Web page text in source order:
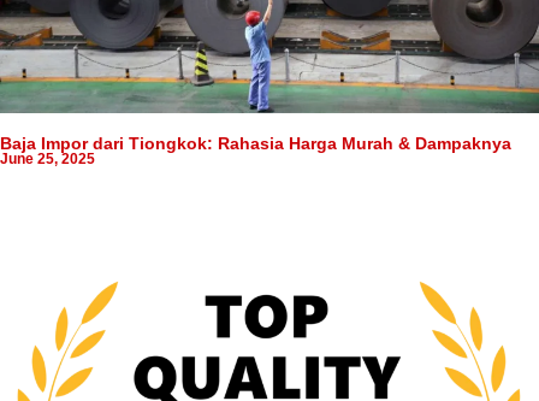
Baja Impor dari Tiongkok: Rahasia Harga Murah & Dampaknya
June 25, 2025